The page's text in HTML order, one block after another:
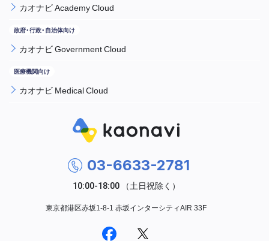
カオナビ Academy Cloud
カオナビ Government Cloud
カオナビ Medical Cloud
03-6633-2781
東京都港区赤坂1-8-1 赤坂インターシティAIR 33F